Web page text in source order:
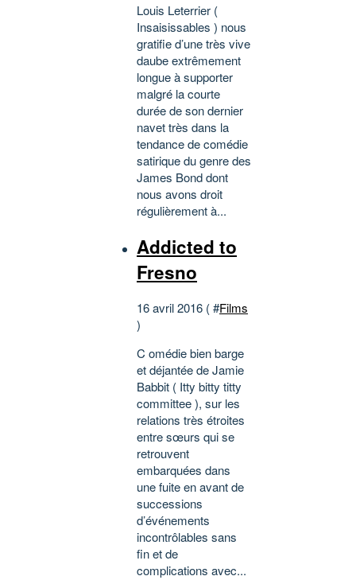
Louis Leterrier (
Insaisissables ) nous
gratifie d’une très vive
daube extrêmement
longue à supporter
malgré la courte
durée de son dernier
navet très dans la
tendance de comédie
satirique du genre des
James Bond dont
nous avons droit
régulièrement à...
Addicted to
Fresno
16 avril 2016 ( #Films
)
C omédie bien barge
et déjantée de Jamie
Babbit ( Itty bitty titty
committee ), sur les
relations très étroites
entre sœurs qui se
retrouvent
embarquées dans
une fuite en avant de
successions
d’événements
incontrôlables sans
fin et de
complications avec...